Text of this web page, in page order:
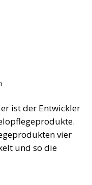
ist der Entwickler
vier
und so die